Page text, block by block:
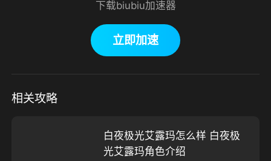
下载biubiu加速器
立即加速
相关攻略
白夜极光艾露玛怎么样 白夜极
光艾露玛角色介绍